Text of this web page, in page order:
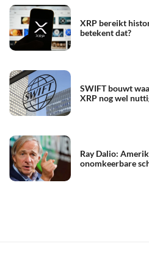
XRP bereikt
betekent dat?
SWIFT bouwt
XRP nog wel
Ray Dalio:
onomkeerbare